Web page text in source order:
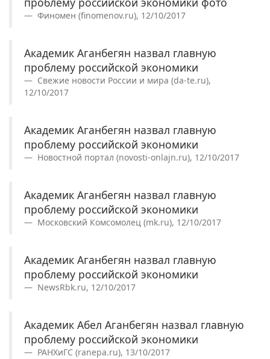
Финомен (finomenov.ru), 12/10/2017
Академик Аганбегян назвал главную
проблему российской экономики
Свежие новости России и мира (da-te.ru),
12/10/2017
Академик Аганбегян назвал главную
проблему российской экономики
Новостной портал (novosti-onlajn.ru), 12/10/2017
Академик Аганбегян назвал главную
проблему российской экономики
Московский Комсомолец (mk.ru), 12/10/2017
Академик Аганбегян назвал главную
проблему российской экономики
NewsRbk.ru, 12/10/2017
Академик Абел Аганбегян назвал главную
проблему российской экономики
РАНХиГС (ranepa.ru), 13/10/2017